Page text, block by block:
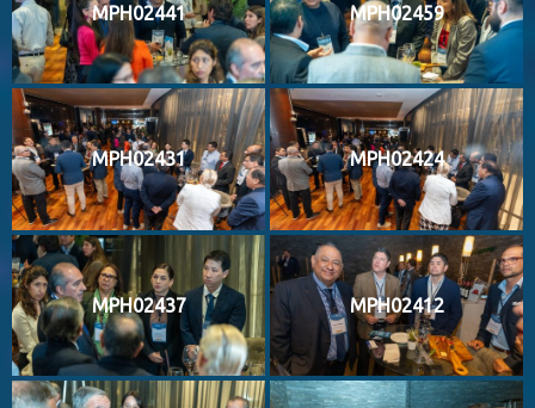
MPH02441 MPH02459
MPH02431 MPH02424
MPH02437 MPH02412